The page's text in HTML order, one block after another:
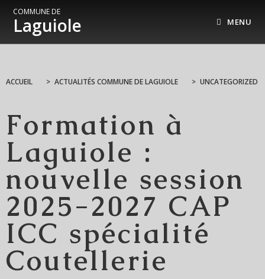
COMMUNE DE
Laguiole MENU
ACCUEIL > ACTUALITÉS COMMUNE DE LAGUIOLE > UNCATEGORIZED
Formation à
Laguiole :
nouvelle session
2025-2027 CAP
ICC spécialité
Coutellerie